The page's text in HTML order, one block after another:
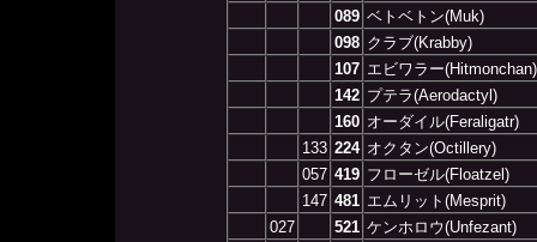
089 ベトベトン(Muk)
098 クラブ(Krabby)
107 エビワラー(Hitmonchan)
142 プテラ(Aerodactyl)
160 オーダイル(Feraligatr)
133 224 オクタン(Octillery)
057 419 フローゼル(Floatzel)
147 481 エムリット(Mesprit)
027
521 ケンホロウ(Unfezant)